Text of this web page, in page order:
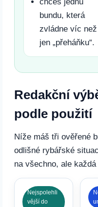
bundu, která
zvládne víc než
jen „přeháňku“.
Redakční
podle použití
Níže máš tři ověřené
odlišné rybářské
na všechno, ale
Nejspolehli
vější do